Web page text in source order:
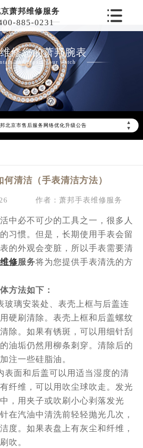
萧邦维修服务
885-0231
修您的萧邦腕表
and repair your watch
▲
▼
北京市售后服务网络优化升级公告
市萧邦官方售后客户服务热线：400-885-0231
业！
何清洁（手表清洁方法）
作者：萧邦手表维修服务
必不可少的工具之一，很多人
习惯。但是，长期使用手表会留
的外观会变脏，所以手表需要清
修服务将为您提供手表清洗的方
法如下：
璃安装处、表壳上框与后盖连
硬刷清除。表壳上框和后盖螺纹
除。如果有锈斑，可以用细针刮
油垢仍然用柳条刺穿。清除后的
注一些硅脂油。
面和后盖可以用适当湿度的清
纤维，可以用吹尘球吹走。发光
，用夹子或吹刷小心剥落发光
在汽油中清洗前轻轻抛光几次，
度。如果表盘上有灰尘和纤维，
吹。